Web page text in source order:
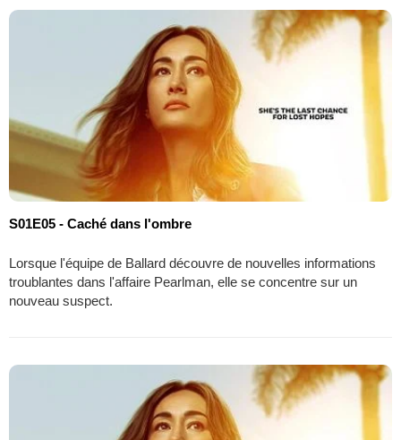
S01E05 - Caché dans l'ombre
Lorsque l'équipe de Ballard découvre de nouvelles informations
troublantes dans l'affaire Pearlman, elle se concentre sur un
nouveau suspect.